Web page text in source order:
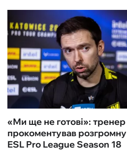
«Ми ще не готові»:
прокоментував розгромну
ESL Pro League Season 18